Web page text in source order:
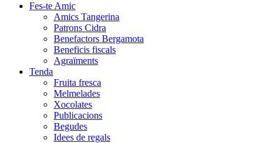
Fes-te Amic
Amics Tangerina
Patrons Cidra
Benefactors Bergamota
Beneficis fiscals
Agraïments
Tenda
Fruita fresca
Melmelades
Xocolates
Publicacions
Begudes
Idees de regals